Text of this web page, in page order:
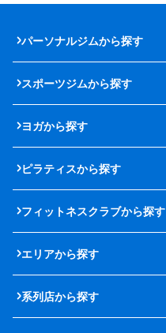
パーソナルジムから探す
スポーツジムから探す
ヨガから探す
ピラティスから探す
フィットネスクラブから探す
エリアから探す
系列店から探す